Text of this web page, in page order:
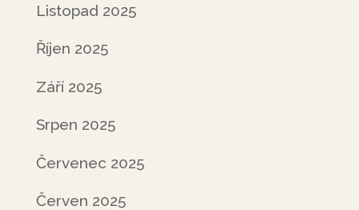
Listopad 2025
Říjen 2025
Září 2025
Srpen 2025
Červenec 2025
Červen 2025